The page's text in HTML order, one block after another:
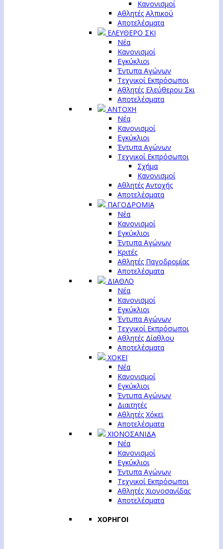
Κανονισμοί
Αθλητές Αλπικού
Αποτελέσματα
ΕΛΕΥΘΕΡΟ ΣΚΙ
Νέα
Κανονισμοί
Εγκύκλιοι
Έντυπα Αγώνων
Τεχνικοί Εκπρόσωποι
Αθλητές Ελεύθερου Σκι
Αποτελέσματα
ΑΝΤΟΧΗ
Νέα
Κανονισμοί
Εγκύκλιοι
Έντυπα Αγώνων
Τεχνικοί Εκπρόσωποι
Σχήμα
Κανονισμοί
Αθλητές Αντοχής
Αποτελέσματα
ΠΑΓΟΔΡΟΜΙΑ
Νέα
Κανονισμοί
Εγκύκλιοι
Έντυπα Αγώνων
Κριτές
Αθλητές Παγοδρομίας
Αποτελέσματα
ΔΙΑΘΛΟ
Νέα
Κανονισμοί
Εγκύκλιοι
Έντυπα Αγώνων
Τεχνικοί Εκπρόσωποι
Αθλητές Δίαθλου
Αποτελέσματα
ΧΟΚΕΪ
Νέα
Κανονισμοί
Εγκύκλιοι
Έντυπα Αγώνων
Διαιτητές
Αθλητές Χόκεϊ
Αποτελέσματα
ΧΙΟΝΟΣΑΝΙΔΑ
Νέα
Κανονισμοί
Εγκύκλιοι
Έντυπα Αγώνων
Τεχνικοί Εκπρόσωποι
Αθλητές Χιονοσανίδας
Αποτελέσματα
ΧΟΡΗΓΟΙ